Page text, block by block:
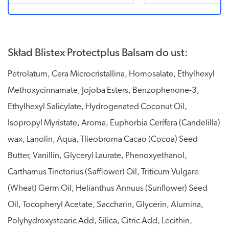
Skład Blistex Protectplus Balsam do ust:
Petrolatum, Cera Microcristallina, Homosalate, Ethylhexyl
Methoxycinnamate, Jojoba Esters, Benzophenone-3,
Ethylhexyl Salicylate, Hydrogenated Coconut Oil,
Isopropyl Myristate, Aroma, Euphorbia Cerífera (Candelilla)
wax, Lanolin, Aqua, Tlieobroma Cacao (Cocoa) Seed
Butter, Vanillin, Glyceryl Laurate, Phenoxyethanol,
Carthamus Tinctorius (Safflower) Oil, Triticum Vulgare
(Wheat) Germ Oil, Helianthus Annuus (Sunflower) Seed
Oil, Tocopheryl Acetate, Saccharin, Glycerin, Alumina,
Polyhydroxystearic Add, Silica, Citric Add, Lecithin,